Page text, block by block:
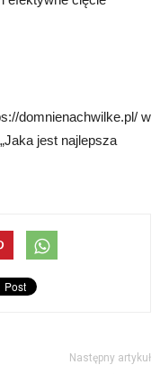
domnienachwilke.pl/ w
jest najlepsza
Następny artykuł